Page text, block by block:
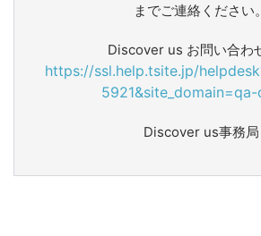
までご連絡ください。
Discover us お問い合わ
https://ssl.help.tsite.jp/
Discover us事務局